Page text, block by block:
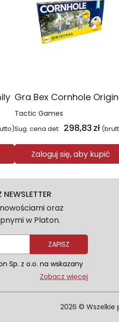
Gra Bex Cornhole
Tactic Games
Sug. cena det. 298,83 zł
Zaloguj się, aby kupić
oraz
w Platon.
ZAPISZ
Sp. z o.o. na wskazany
danych osobowych
prywatności. Zgodę
Zobacz więcej
2026 © Wszelkie